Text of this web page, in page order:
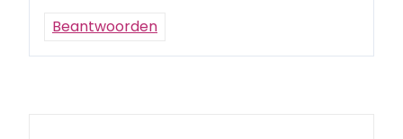
Beantwoorden